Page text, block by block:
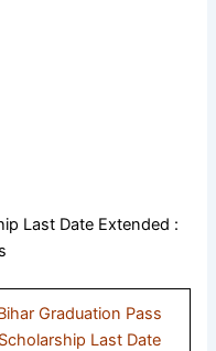
Last Date Extended :
Graduation Pass
Scholarship Last Date